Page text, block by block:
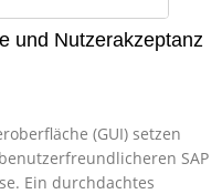
und Nutzerakzeptanz
(GUI) setzen
SAP
Ein durchdachtes